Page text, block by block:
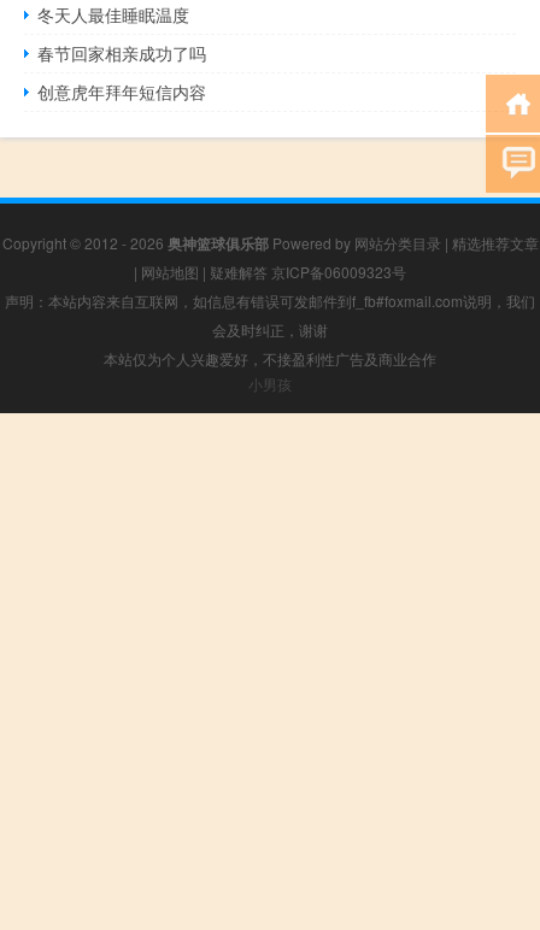
冬天人最佳睡眠温度
春节回家相亲成功了吗
创意虎年拜年短信内容
Copyright © 2012 - 2026 奥神篮球俱乐部Powered by 网站分类目录 | 精选推荐文章
| 网站地图 | 疑难解答 京ICP备06009323号
声明：本站内容来自互联网，如信息有错误可发邮件到f_fb#foxmail.com说明，我们
会及时纠正，谢谢
本站仅为个人兴趣爱好，不接盈利性广告及商业合作
小男孩